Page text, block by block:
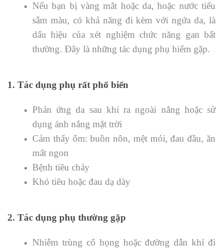
Nếu bạn bị vàng mắt hoặc da, hoặc nước tiểu
sẫm màu, có khả năng đi kèm với ngứa da, là
dấu hiệu của xét nghiệm chức năng gan bất
thường. Đây là những tác dụng phụ hiếm gặp.
1. Tác dụng phụ rất phổ biến
Phản ứng da sau khi ra ngoài nắng hoặc sử
dụng ánh nắng mặt trời
Cảm thấy ốm: buồn nôn, mệt mỏi, đau đầu, ăn
mất ngon
Bệnh tiêu chảy
Khó tiêu hoặc đau dạ dày
2. Tác dụng phụ thường gặp
Nhiễm trùng cổ họng hoặc đường dẫn khí đi